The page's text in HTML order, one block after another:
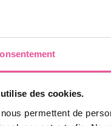
des cookies.
permettent de
Gaine - avec
élastique